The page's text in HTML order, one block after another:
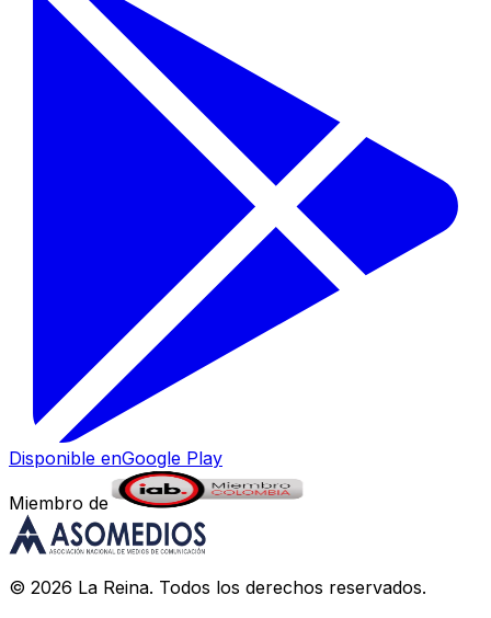
Disponible enGoogle Play
Miembro de
© 2026 La Reina. Todos los derechos reservados.